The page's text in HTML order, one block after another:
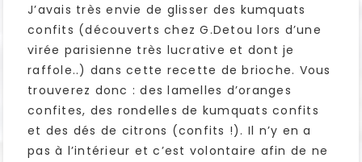
J’avais très envie de glisser des kumquats
confits (découverts chez G.Detou lors d’une
virée parisienne très lucrative et dont je
raffole..) dans cette recette de brioche. Vous
trouverez donc : des lamelles d’oranges
confites, des rondelles de kumquats confits
et des dés de citrons (confits !). Il n’y en a
pas à l’intérieur et c’est volontaire afin de ne